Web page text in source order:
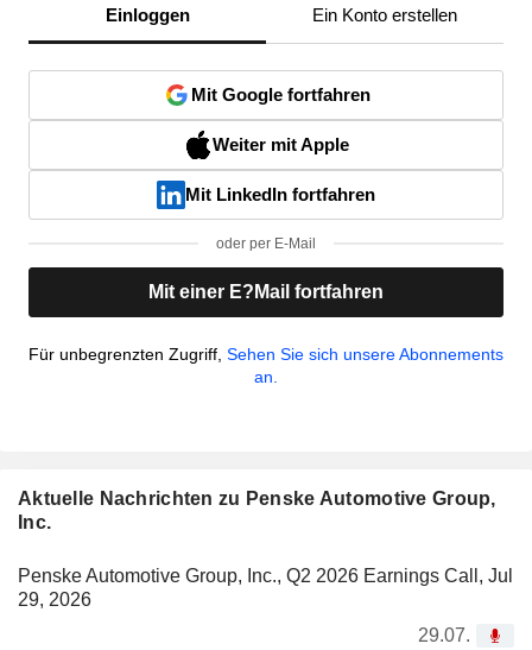
Einloggen Ein Konto erstellen
Mit Google fortfahren
Weiter mit Apple
Mit LinkedIn fortfahren
oder per E-Mail
Mit einer E?Mail fortfahren
Für unbegrenzten Zugriff, Sehen Sie sich unsere Abonnements
an.
Aktuelle Nachrichten zu Penske Automotive Group,
Inc.
Penske Automotive Group, Inc., Q2 2026 Earnings Call, Jul
29, 2026
29.07.